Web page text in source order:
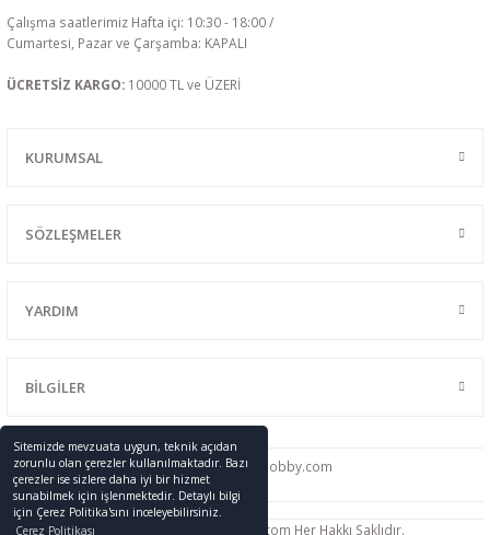
Sitemizde mevzuata uygun, teknik açıdan
zorunlu olan çerezler kullanılmaktadır. Bazı
çerezler ise sizlere daha iyi bir hizmet
sunabilmek için işlenmektedir. Detaylı bilgi
için Çerez Politika'sını inceleyebilirsiniz.
Çerez Politikası
Çalışma saatlerimiz Hafta içi: 10:30 - 18:00 /
Cumartesi, Pazar ve Çarşamba: KAPALI
ÜCRETSİZ KARGO: 10000 TL ve ÜZERİ
KURUMSAL
SÖZLEŞMELER
YARDIM
BİLGİLER
0216 428 46 91 info@promodelhobby.com
Telif Hakkı © 2005-2023 promodelhobby.com Her Hakkı Saklıdır.